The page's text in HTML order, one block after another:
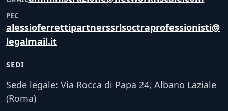
PEC
alessioferrettipartnerssrlsoctraprofessionisti@
legalmail.it
SEDI
Sede legale: Via Rocca di Papa 24, Albano Laziale
(Roma)